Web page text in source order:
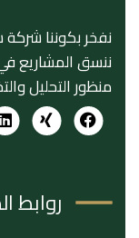
نفخر بكوننا
منظور التحليل
روابط